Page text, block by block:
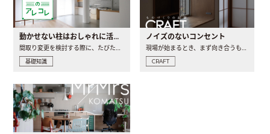
動かせない柱はおしゃれに活用！柱を魅せるリノベーション(リノベ)4選
間取り変更を検討する際に、たびたび皆さんの頭を悩ませる動か..
基礎知識
ノイズのないコンセント
現場が始まるとき、まず向き合うものの一つがコンセントです..
CRAFT